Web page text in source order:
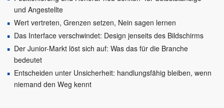
und Angestellte
Wert vertreten, Grenzen setzen, Nein sagen lernen
Das Interface verschwindet: Design jenseits des Bildschirms
Der Junior-Markt löst sich auf: Was das für die Branche
bedeutet
Entscheiden unter Unsicherheit: handlungsfähig bleiben, wenn
niemand den Weg kennt